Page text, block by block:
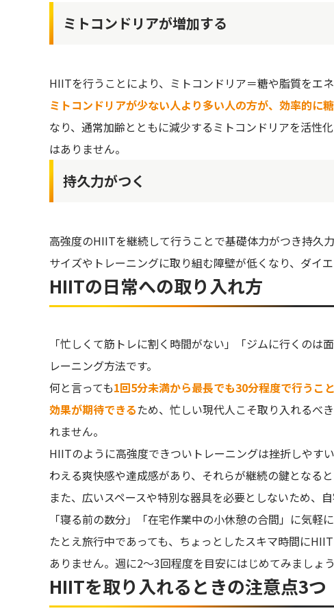
ミトコンドリアが増加する
HIITを行うことにより、ミトコンドリア＝糖や脂質をエ
ミトコンドリアが少ない人より多い人の方が、効率的に
なり、通常加齢とともに減少するミトコンドリアを活性
はありません。
持久力がつく
高強度のHIITを継続して行うことで基礎体力がつき持久
サイズやトレーニングに取り組む障壁が低くなり、ダイ
HIITの日常への取り入れ方
「忙しくて筋トレに割く時間がない」「ジムに行くの
レーニング方法です。
何と言っても1回5分未満から最長でも30分程度で行うこ
効果が期待できるため、忙しい現代人こそ取り入れるべ
れません。
HIITのように高強度できついトレーニングは挫折しやす
わえる爽快感や達成感があり、それらが継続の鍵となると
また、広いスペースや特別な器具を必要としないため、
「寝る前の数分」「在宅作業中の小休憩の合間」に気軽
たとえ旅行中であっても、ちょっとしたスキマ時間に
ありません。週に2〜3回程度を目安にはじめてみましょう
HIITを取り入れるときの注意点3つ